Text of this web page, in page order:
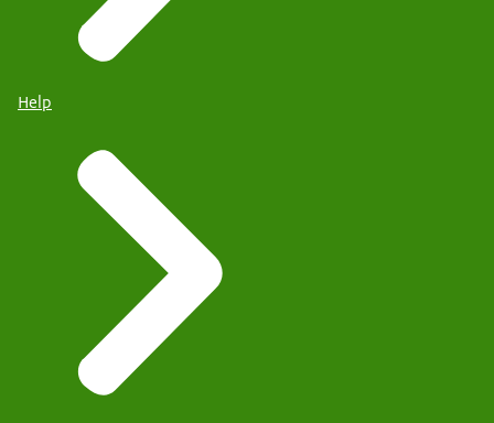
Help